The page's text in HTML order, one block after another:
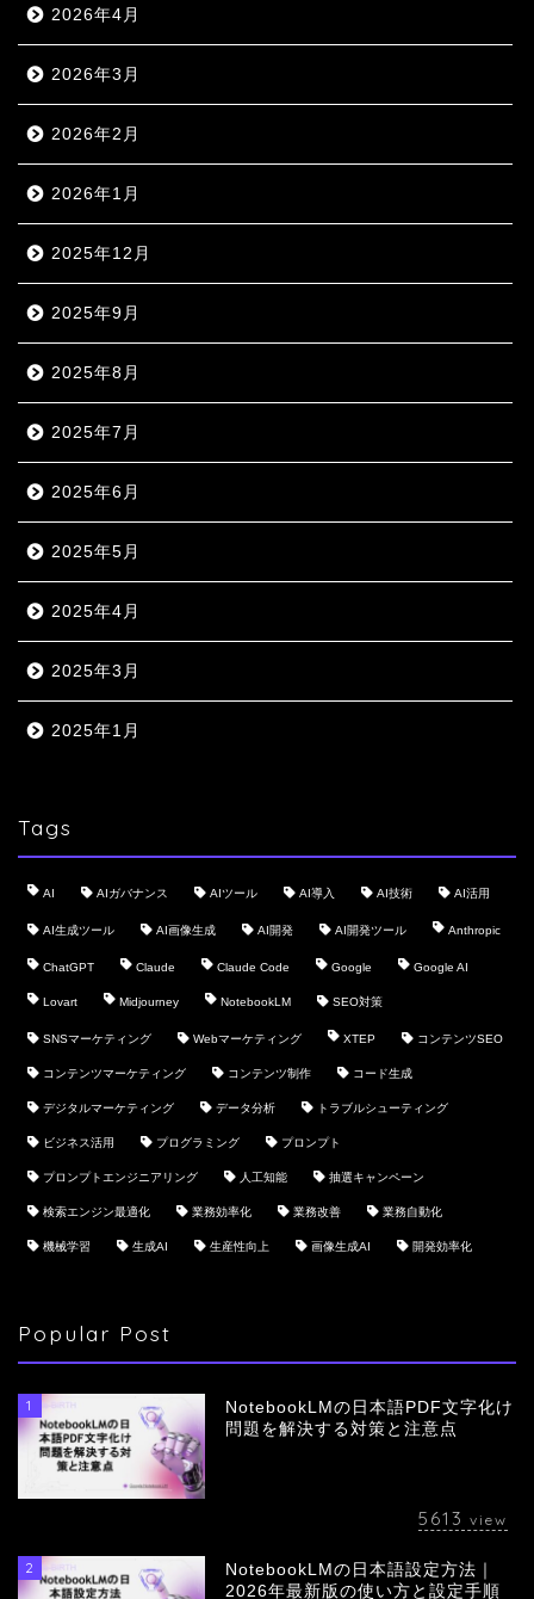
2026年4月
2026年3月
2026年2月
2026年1月
2025年12月
2025年9月
2025年8月
2025年7月
2025年6月
2025年5月
2025年4月
2025年3月
2025年1月
Tags
AI AIガバナンス AIツール AI導入 AI技術 AI活用
AI生成ツール AI画像生成 AI開発 AI開発ツール Anthropic
ChatGPT Claude Claude Code Google Google AI
Lovart Midjourney NotebookLM SEO対策
SNSマーケティング Webマーケティング XTEP コンテンツSEO
コンテンツマーケティング コンテンツ制作 コード生成
デジタルマーケティング データ分析 トラブルシューティング
ビジネス活用 プログラミング プロンプト
プロンプトエンジニアリング 人工知能 抽選キャンペーン
検索エンジン最適化 業務効率化 業務改善 業務自動化
機械学習 生成AI 生産性向上 画像生成AI 開発効率化
Popular Post
1
NotebookLMの日本語PDF文字化け
問題を解決する対策と注意点
5613 view
2
NotebookLMの日本語設定方法｜
2026年最新版の使い方と設定手順
会社概要